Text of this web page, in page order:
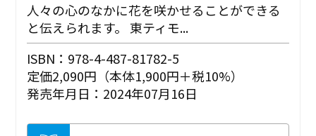
人々の心のなかに花を咲かせることができる
と伝えられます。 東ティモ...
ISBN：978-4-487-81782-5
定価2,090円（本体1,900円＋税10%）
発売年月日：2024年07月16日